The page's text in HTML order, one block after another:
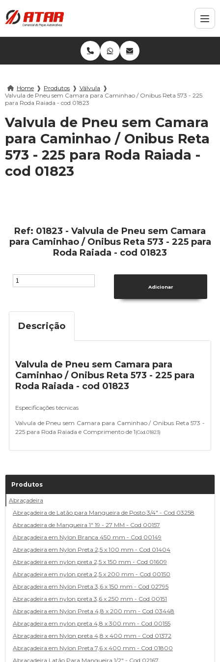
Home ❱ Produtos ❱ Válvula ❱
Valvula de Pneu sem Camara para Caminhao / Onibus Reta 573 - 225
para Roda Raiada - cod 01823
Valvula de Pneu sem Camara
para Caminhao / Onibus Reta
573 - 225 para Roda Raiada -
cod 01823
Ref: 01823 - Valvula de Pneu sem Camara
para Caminhao / Onibus Reta 573 - 225 para
Roda Raiada - cod 01823
Descrição
Valvula de Pneu sem Camara para
Caminhao / Onibus Reta 573 - 225 para
Roda Raiada - cod 01823
Especificações técnicas
Valvula de Pneu sem Camara para Caminhao / Onibus Reta 573 -
225 para Roda Raiada e Comprimento de 1(Cód.01823)
Produtos
Abraçadeira
Abraçadeira de Latão para Mangueira de Posto 3/4" - Cod 03258
Abracadeira de Mangueira 1" 19 - 27 MM - Cod 00157
Abraçadeira em Nylon Branca 450 mm - Cod 00149
Abraçadeira em Nylon Preta 2,5 x 100 mm - Cod 01404
Abraçadeira em nylon preta 2,5 x 150 mm - Cod 01609
Abraçadeira em nylon preta 2,5 x 200 mm - Cod 00150
Abraçadeira em Nylon Preta 3,6 x 150 mm - Cod 02795
Abraçadeira em nylon preta 3,6 x 250 mm - Cod 00151
Abraçadeira em Nylon Preta 4,8 x 200 mm - Cod 03448
Abraçadeira em nylon preta 4,8 x 300 mm - Cod 00155
Abraçadeira em Nylon preta 4,8 x 400 mm - Cod 01372
Abraçadeira em Nylon Preta 7,6 x 400 mm - Cod 01800
Abraçadeira Latão Para Mangueira 1/2" - Cod 02167